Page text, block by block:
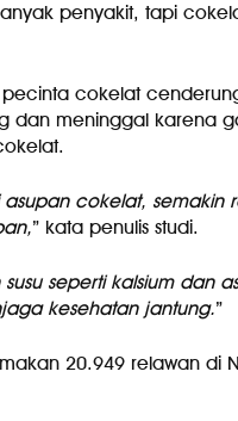
penyakit, tapi
pecinta cokelat
dan meninggal karena
cokelat, semakin
” kata penulis studi.
seperti kalsium dan
kesehatan jantung.”
20.949 relawan di